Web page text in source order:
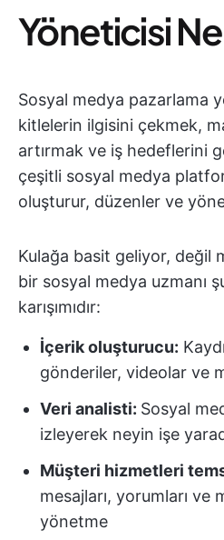
Yöneticisi
Sosyal medya pazarlama
kitlelerin ilgisini çekmek,
artırmak ve iş hedeflerini
çeşitli sosyal medya
oluşturur, düzenler ve
Kulağa basit geliyor, değil
bir sosyal medya uzmanı
karışımıdır:
İçerik oluşturucu:
gönderiler, videolar ve
Veri analisti: Sosyal
izleyerek neyin işe
Müşteri hizmetleri
mesajları, yorumları ve
yönetme